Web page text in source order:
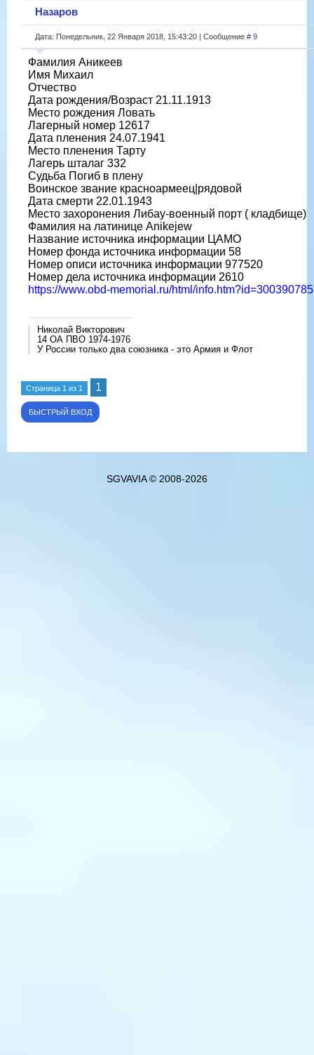
Назаров
Дата: Понедельник, 22 Января 2018, 15:43:20 | Сообщение # 9
Фамилия Аникеев
Имя Михаил
Отчество
Дата рождения/Возраст 21.11.1913
Место рождения Ловать
Лагерный номер 12617
Дата пленения 24.07.1941
Место пленения Тарту
Лагерь шталаг 332
Судьба Погиб в плену
Воинское звание красноармеец|рядовой
Дата смерти 22.01.1943
Место захоронения Либау-военный порт ( кладбище)
Фамилия на латинице Anikejew
Название источника информации ЦАМО
Номер фонда источника информации 58
Номер описи источника информации 977520
Номер дела источника информации 2610
https://www.obd-memorial.ru/html/info.htm?id=300390785
Николай Викторович
14 ОА ПВО 1974-1976
У России только два союзника - это Армия и Флот
Страница 1 из 1 1
SGVAVIA © 2008-2026